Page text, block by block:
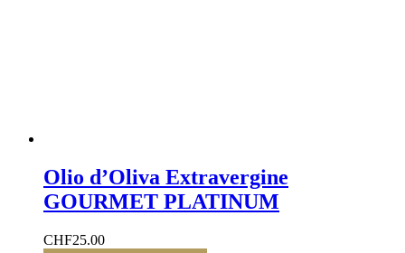
Olio d’Oliva Extravergine
GOURMET PLATINUM
CHF25.00